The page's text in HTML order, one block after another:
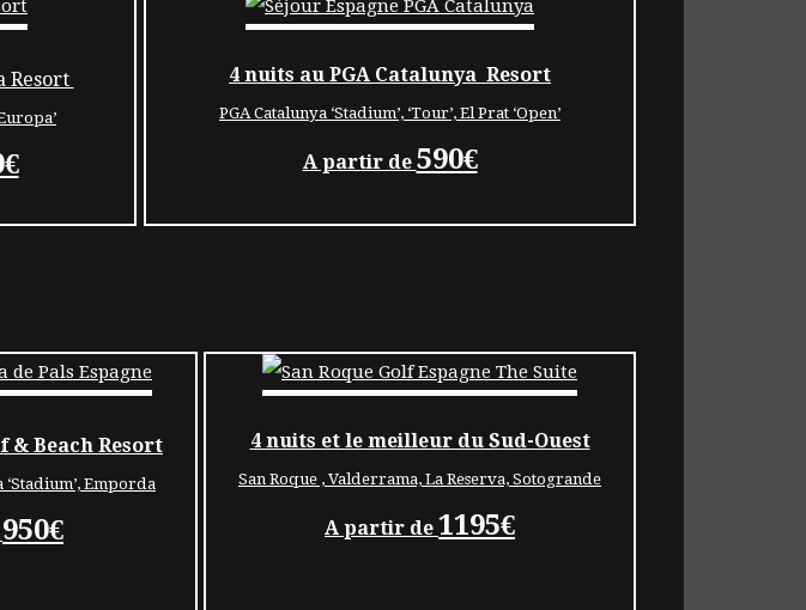
Resort 4 nuits au PGA Catalunya Resort
PGA Catalunya ‘Stadium’, ‘Tour’, El Prat ‘Open’
A partir de 590€
& Beach Resort
‘Stadium’, Emporda
950€
4 nuits et le meilleur du Sud-Ouest
San Roque , Valderrama, La Reserva, Sotogrande
A partir de 1195€